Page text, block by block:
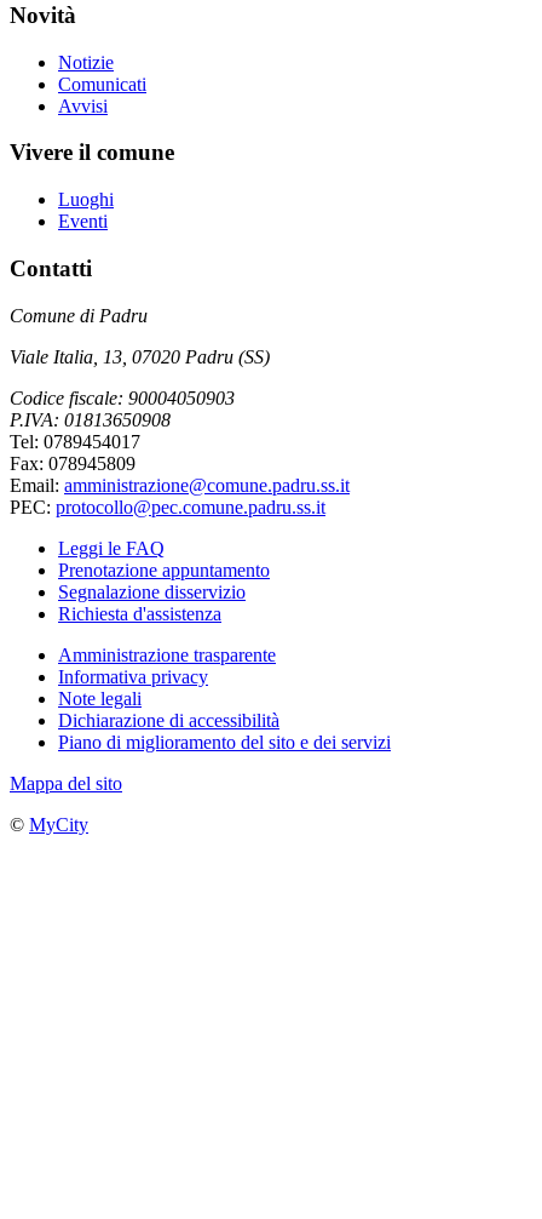
Novità
Notizie
Comunicati
Avvisi
Vivere il comune
Luoghi
Eventi
Contatti
Comune di Padru
Viale Italia, 13, 07020 Padru (SS)
Codice fiscale: 90004050903
P.IVA: 01813650908
Tel: 0789454017
Fax: 078945809
Email: amministrazione@comune.padru.ss.it
PEC: protocollo@pec.comune.padru.ss.it
Leggi le FAQ
Prenotazione appuntamento
Segnalazione disservizio
Richiesta d'assistenza
Amministrazione trasparente
Informativa privacy
Note legali
Dichiarazione di accessibilità
Piano di miglioramento del sito e dei servizi
Mappa del sito
© MyCity